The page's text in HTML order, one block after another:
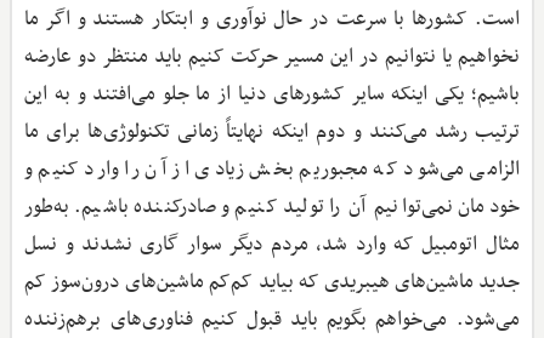
است. کشورها با سرعت در حال نوآوری و ابتکار هستند و اگر ما
نخواهیم یا نتوانیم در این مسیر حرکت کنیم باید منتظر دو عارضه
باشیم؛ یکی اینکه سایر کشورهای دنیا از ما جلو می‌افتند و به این
ترتیب رشد می‌کنند و دوم اینکه نهایتاً زمانی تکنولوژی‌ها برای ما
الزامی می‌شود که مجبوریم بخش زیادی از آن را وارد کنیم و
خودمان نمی‌توانیم آن را تولید کنیم و صادرکننده باشیم. به‌طور
مثال اتومبیل که وارد شد، مردم دیگر سوار گاری نشدند و نسل
جدید ماشین‌های هیبریدی که بیاید کم‌کم ماشین‌های درون‌سوز کم
می‌شود. می‌خواهم بگویم باید قبول کنیم فناوری‌های برهم‌زننده